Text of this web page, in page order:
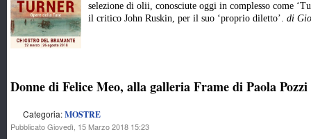
selezione di olii, conosciute oggi in complesso come
il critico John Ruskin, per il suo ‘proprio diletto’. di
Donne di Felice Meo, alla galleria Frame di Paola
Categoria:MOSTRE
Pubblicato Giovedì, 15 Marzo 2018 15:23